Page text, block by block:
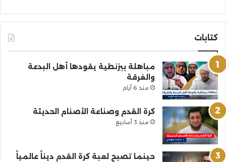
كتابات
مباهلة بيزنطية يقودها أهل البدعة
والفرقة
منذ 6 أيام
كرة القدم وصناعة الأصنام الحديثة
منذ 3 أسابيع
حينما تصبح لعبة كرة القدم ديناً عالمياً